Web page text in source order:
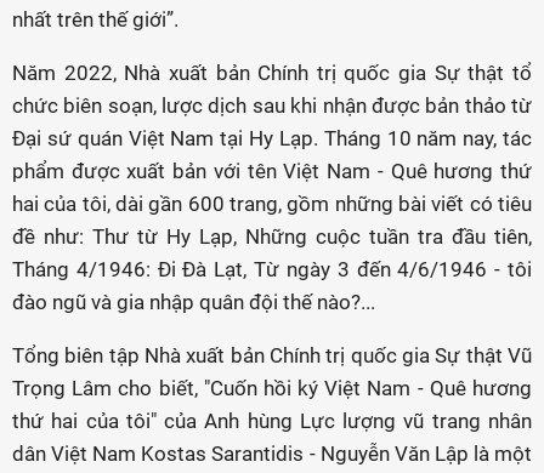
nhất trên thế giới”.
Năm 2022, Nhà xuất bản Chính trị quốc gia Sự thật tổ
chức biên soạn, lược dịch sau khi nhận được bản thảo từ
Đại sứ quán Việt Nam tại Hy Lạp. Tháng 10 năm nay, tác
phẩm được xuất bản với tên Việt Nam - Quê hương thứ
hai của tôi, dài gần 600 trang, gồm những bài viết có tiêu
đề như: Thư từ Hy Lạp, Những cuộc tuần tra đầu tiên,
Tháng 4/1946: Đi Đà Lạt, Từ ngày 3 đến 4/6/1946 - tôi
đào ngũ và gia nhập quân đội thế nào?...
Tổng biên tập Nhà xuất bản Chính trị quốc gia Sự thật Vũ
Trọng Lâm cho biết, "Cuốn hồi ký Việt Nam - Quê hương
thứ hai của tôi" của Anh hùng Lực lượng vũ trang nhân
dân Việt Nam Kostas Sarantidis - Nguyễn Văn Lập là một